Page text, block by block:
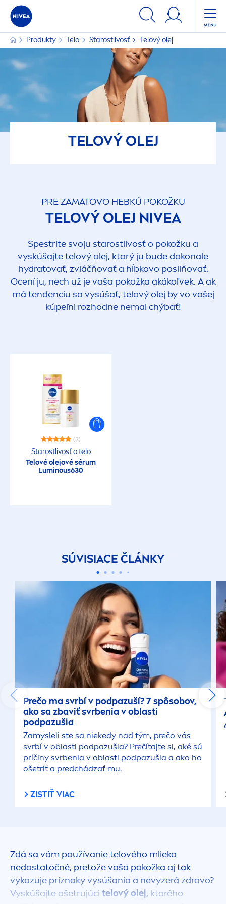
Produkty Telo Starostlivosť Telový olej
TELOVÝ OLEJ
PRE ZAMATOVO HEBKÚ POKOŽKU
TELOVÝ OLEJ NIVEA
Spestrite svoju starostlivosť o pokožku a
vyskúšajte telový olej, ktorý ju bude dokonale
hydratovať, zvláčňovať a hĺbkovo posilňovať.
Ocení ju, nech už je vaša pokožka akákoľvek. A ak
má tendenciu sa vysúšať, telový olej by vo vašej
kúpeľni rozhodne nemal chýbať!
(3)
Starostlivosť o telo
Telové olejové sérum
Luminous630
SÚVISIACE ČLÁNKY
Prečo ma svrbí v podpazuší? 7 spôsobov,
ako sa zbaviť svrbenia v oblasti
podpazušia
Zamysleli ste sa niekedy nad tým, prečo vás
svrbí v oblasti podpazušia? Prečítajte si, aké sú
príčiny svrbenia v oblasti podpazušia a ako ho
ošetriť a predchádzať mu.
ZISTIŤ VIAC
Zdá sa vám používanie telového mlieka
nedostatočné, pretože vaša pokožka aj tak
vykazuje príznaky vysúšania a nevyzerá zdravo?
Vyskúšajte ošetrujúci telový olej, ktorého